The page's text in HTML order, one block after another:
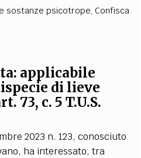
sostanze psicotrope, Confisca
applicabile
di lieve
73, c. 5 T.U.S.
2023 n. 123, conosciuto
ha interessato, tra